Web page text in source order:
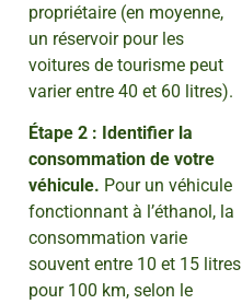
propriétaire (en moyenne,
un réservoir pour les
voitures de tourisme peut
varier entre 40 et 60 litres).
Étape 2 : Identifier la
consommation de votre
véhicule. Pour un véhicule
fonctionnant à l’éthanol, la
consommation varie
souvent entre 10 et 15 litres
pour 100 km, selon le